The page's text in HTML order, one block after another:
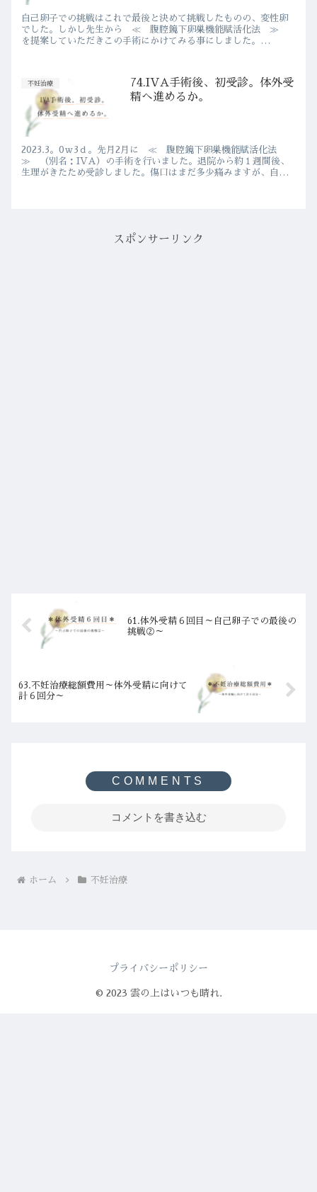
自己卵子での挑戦はこれで最後と決めて挑戦したものの、変性卵
でした。しかし先生から ≪ 腹腔鏡下卵巣機能賦活化法 ≫
を提案していただきこの手術にかけてみる事にしました。
不妊治療
74.IVA手術後、初受診。体外受
精へ進めるか。
2023.3。0ｗ3ｄ。先月2月に ≪ 腹腔鏡下卵巣機能賦活化法
≫ （別名：IVA）の手術を行いました。退院から約１週間後、
生理がきたため受診しました。傷口はまだ多少痛みますが、自分
スポンサーリンク
61.体外受精６回目～自己卵子での最後の
挑戦②～
63.不妊治療総額費用～体外受精に向けて
計６回分～
コメントを書き込む
ホーム 不妊治療
プライバシーポリシー
© 2023 雲の上はいつも晴れ.